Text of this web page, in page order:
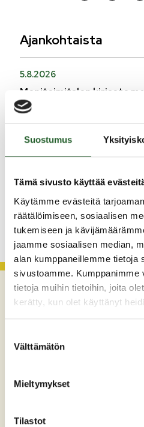
Suostumus
Tämä sivusto käyttää
Käytämme evästeitä
räätälöimiseen, sosiaalisen
tukemiseen ja
jaamme sosiaalisen median,
alan kumppaneillemme tietoja
sivustoamme. Kumppanimme
tietoja muihin tietoihin, joita
kerätty, kun olet käyttänyt
valinta
Välttämätön
Mieltymykset
Tilastot
Ajankohtaista
5.8.2026
Monitoimitalon kirjasto
perjantaina klo 12.00
3.8.2026
Henkilömuutoksia
Asfaltointityöt
KATSO KAIKKI